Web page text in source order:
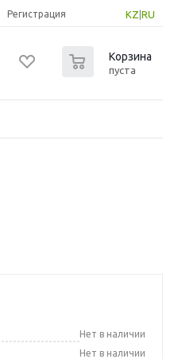
KZ RU
Регистрация
Корзина
пуста
Нет в наличии
Нет в наличии